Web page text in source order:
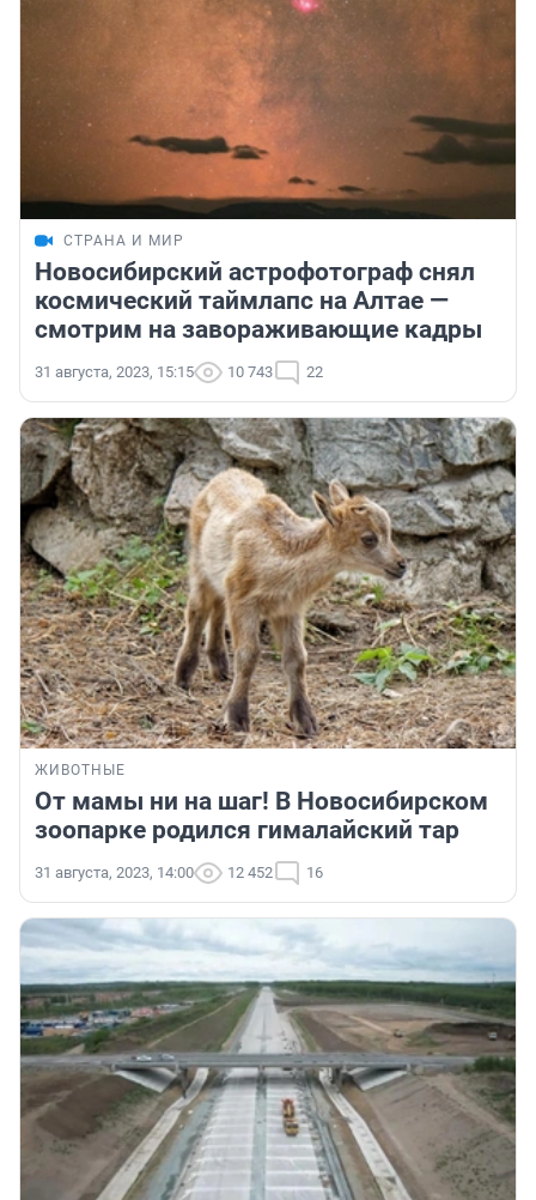
СТРАНА И МИР
Новосибирский астрофотограф снял
космический таймлапс на Алтае —
смотрим на завораживающие кадры
31 августа, 2023, 15:15 10 743 22
ЖИВОТНЫЕ
От мамы ни на шаг! В Новосибирском
зоопарке родился гималайский тар
31 августа, 2023, 14:00 12 452 16